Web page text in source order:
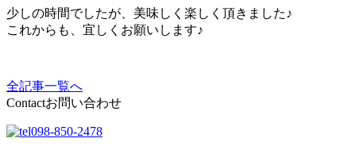
少しの時間でしたが、美味しく楽しく頂きました♪
これからも、宜しくお願いします♪
全記事一覧へ
Contactお問い合わせ
098-850-2478